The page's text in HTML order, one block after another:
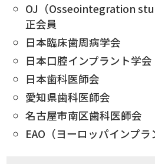
OJ（Osseointegration
正会員
日本臨床歯周病学会
日本口腔インプラント学会
日本歯科医師会
愛知県歯科医師会
名古屋市南区歯科医師会
EAO（ヨーロッパインプ